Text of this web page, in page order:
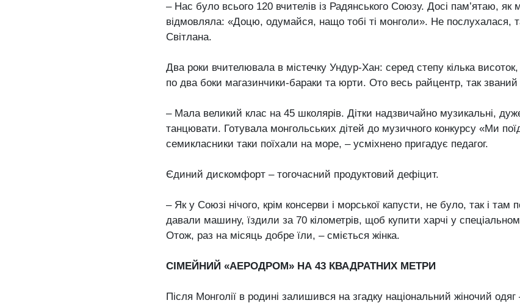
– Нас було всього 120 вчителів із Радянського Союзу. Досі пам’ятаю, як
відмовляла: «Доцю, одумайся, нащо тобі ті монголи». Не послухалася,
Світлана.
Два роки вчителювала в містечку Ундур-Хан: серед степу кілька
по два боки магазинчики-бараки та юрти. Ото весь райцентр, так
– Мала великий клас на 45 школярів. Дітки надзвичайно музикальні,
танцювати. Готувала монгольських дітей до музичного конкурсу «Ми
семикласники таки поїхали на море, – усміхнено пригадує педагог.
Єдиний дискомфорт – тогочасний продуктовий дефіцит.
– Як у Союзі нічого, крім консерви і морської капусти, не було, так і там
давали машину, їздили за 70 кілометрів, щоб купити харчі у
Отож, раз на місяць добре їли, – сміється жінка.
СІМЕЙНИЙ «АЕРОДРОМ» НА 43 КВАДРАТНИХ МЕТРИ
Після Монголії в родині залишився на згадку національний жіночий